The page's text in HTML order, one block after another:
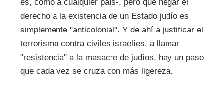
es, como a cualquier país-, pero que negar el
derecho a la existencia de un Estado judío es
simplemente "anticolonial". Y de ahí a justificar el
terrorismo contra civiles israelíes, a llamar
"resistencia" a la masacre de judíos, hay un paso
que cada vez se cruza con más ligereza.